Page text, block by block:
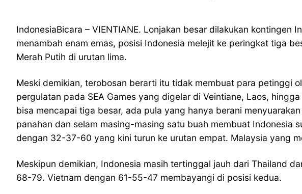
IndonesiaBicara – VIENTIANE. Lonjakan besar dilakukan kontingen
menambah enam emas, posisi Indonesia melejit ke peringkat tiga
Merah Putih di urutan lima.
Meski demikian, terobosan berarti itu tidak membuat para petinggi
pergulatan pada SEA Games yang digelar di Veintiane, Laos,
bisa mencapai tiga besar, ada pula yang hanya berani
panahan dan selam masing-masing satu buah membuat Indonesia
dengan 32-37-60 yang kini turun ke urutan empat. Malaysia yang
Meskipun demikian, Indonesia masih tertinggal jauh dari Thailand
68-79. Vietnam dengan 61-55-47 membayangi di posisi kedua.